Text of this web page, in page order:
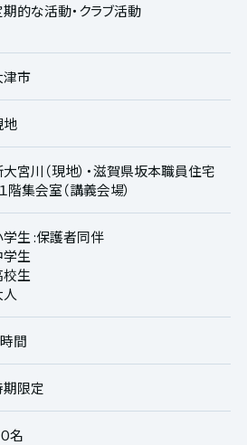
期的な活動・クラブ活動
津市
地
大宮川（現地）・滋賀県坂本職員住宅
階集会室（講義会場）
学生 :保護者同伴
学生
校生
時間
期限定
名